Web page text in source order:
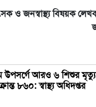
ও জনস্বাস্থ্য বিষয়ক
উপসর্গে আরও ৬ শিশুর
৮৬০: স্বাস্থ্য অধিদপ্তর